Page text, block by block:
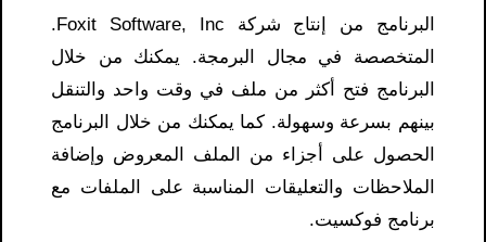
البرنامج من إنتاج شركة Foxit Software, Inc.
المتخصصة في مجال البرمجة. يمكنك من خلال
البرنامج فتح أكثر من ملف في وقت واحد والتنقل
بينهم بسرعة وسهولة. كما يمكنك من خلال البرنامج
الحصول على أجزاء من الملف المعروض وإضافة
الملاحظات والتعليقات المناسبة على الملفات مع
برنامج فوكسيت.